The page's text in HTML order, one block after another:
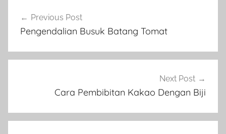
pos
Previous Post
Pengendalian Busuk Batang Tomat
Next Post
Cara Pembibitan Kakao Dengan Biji